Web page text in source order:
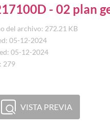
- 02 plan
del archivo: 272.21 KB
05-12-2024
05-12-2024
279
VISTA PREVIA